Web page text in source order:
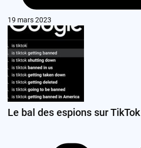
19 mars 2023
Le bal des espions sur TikTok